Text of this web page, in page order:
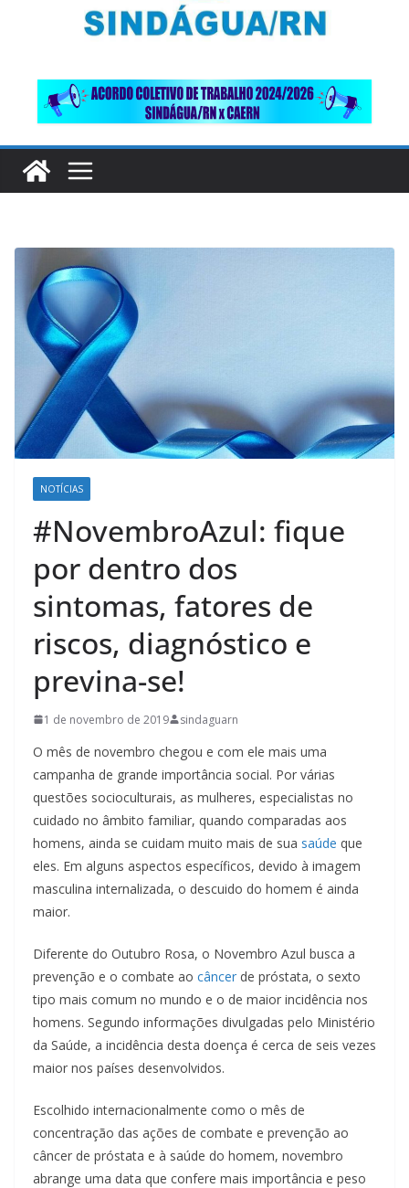
NOTÍCIAS
#NovembroAzul: fique
por dentro dos
sintomas, fatores de
riscos, diagnóstico e
previna-se!
1 de novembro de 2019 sindaguarn
O mês de novembro chegou e com ele mais uma
campanha de grande importância social. Por várias
questões socioculturais, as mulheres, especialistas no
cuidado no âmbito familiar, quando comparadas aos
homens, ainda se cuidam muito mais de sua saúde que
eles. Em alguns aspectos específicos, devido à imagem
masculina internalizada, o descuido do homem é ainda
maior.
Diferente do Outubro Rosa, o Novembro Azul busca a
prevenção e o combate ao câncer de próstata, o sexto
tipo mais comum no mundo e o de maior incidência nos
homens. Segundo informações divulgadas pelo Ministério
da Saúde, a incidência desta doença é cerca de seis vezes
maior nos países desenvolvidos.
Escolhido internacionalmente como o mês de
concentração das ações de combate e prevenção ao
câncer de próstata e à saúde do homem, novembro
abrange uma data que confere mais importância e peso